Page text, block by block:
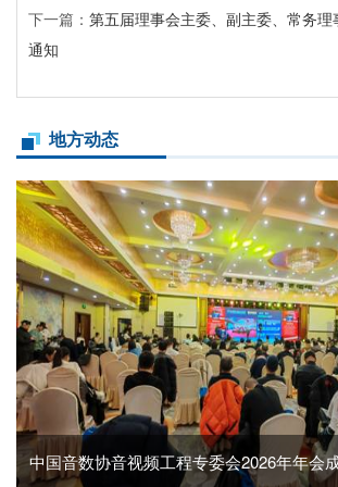
下一篇： 第五届理事会主委、副主委、常务
通知
地方动态
中国音数协音视频工程专委会2026年年会成功举办